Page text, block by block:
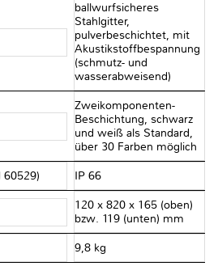
ballwurfsicheres
Stahlgitter,
pulverbeschichtet, mit
Akustikstoffbespannung
(schmutz- und
wasserabweisend)
Zweikomponenten-
Beschichtung, schwarz
und weiß als Standard,
über 30 Farben möglich
60529) IP 66
120 x 820 x 165 (oben)
bzw. 119 (unten) mm
9,8 kg